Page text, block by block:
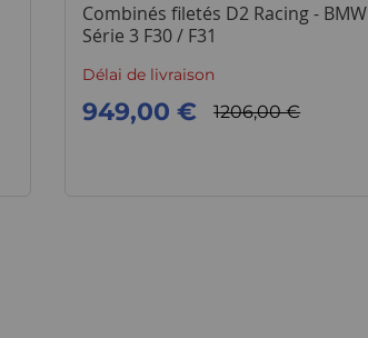
Combinés filetés D2 Racing - BMW
Série 3 F30 / F31
Délai de livraison
1206,00 €
949,00 €